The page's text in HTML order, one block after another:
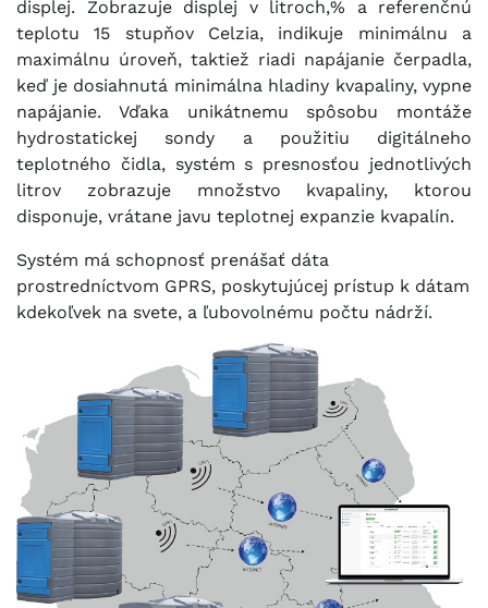
displej. Zobrazuje displej v litroch,% a referenčnú
teplotu 15 stupňov Celzia, indikuje minimálnu a
maximálnu úroveň, taktiež riadi napájanie čerpadla,
keď je dosiahnutá minimálna hladiny kvapaliny, vypne
napájanie. Vďaka unikátnemu spôsobu montáže
hydrostatickej sondy a použitiu digitálneho
teplotného čidla, systém s presnosťou jednotlivých
litrov zobrazuje množstvo kvapaliny, ktorou
disponuje, vrátane javu teplotnej expanzie kvapalín.
Systém má schopnosť prenášať dáta
prostredníctvom GPRS, poskytujúcej prístup k dátam
kdekoľvek na svete, a ľubovolnému počtu nádrží.